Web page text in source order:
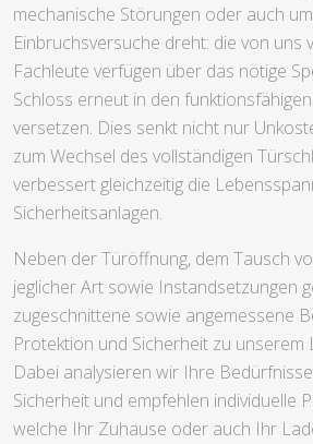
mechanische Störungen oder auch
Einbruchsversuche dreht: die von uns
Fachleute verfügen über das nötige
Schloss erneut in den
versetzen. Dies senkt nicht nur
zum Wechsel des vollständigen
verbessert gleichzeitig die
Sicherheitsanlagen.
Neben der Türöffnung, dem Tausch
jeglicher Art sowie Instandsetzungen
zugeschnittene sowie angemessene
Protektion und Sicherheit zu unserem
Dabei analysieren wir Ihre
Sicherheit und empfehlen individuelle
welche Ihr Zuhause oder auch Ihr